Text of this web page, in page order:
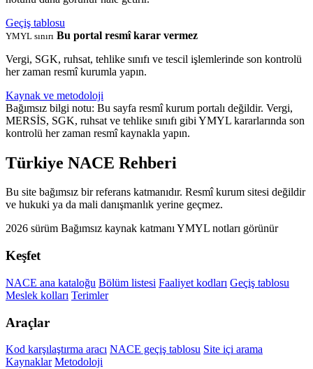
Geçiş tablosu
YMYL sınırı Bu portal resmî karar vermez
Vergi, SGK, ruhsat, tehlike sınıfı ve tescil işlemlerinde son kontrolü
her zaman resmî kurumla yapın.
Kaynak ve metodoloji
Bağımsız bilgi notu: Bu sayfa resmî kurum portalı değildir. Vergi,
MERSİS, SGK, ruhsat ve tehlike sınıfı gibi YMYL kararlarında son
kontrolü her zaman resmî kaynakla yapın.
Türkiye NACE Rehberi
Bu site bağımsız bir referans katmanıdır. Resmî kurum sitesi değildir
ve hukuki ya da mali danışmanlık yerine geçmez.
2026 sürüm Bağımsız kaynak katmanıYMYL notları görünür
Keşfet
NACE ana kataloğu Bölüm listesi Faaliyet kodları Geçiş tablosu
Meslek kolları Terimler
Araçlar
Kod karşılaştırma aracı NACE geçiş tablosu Site içi arama
Kaynaklar Metodoloji